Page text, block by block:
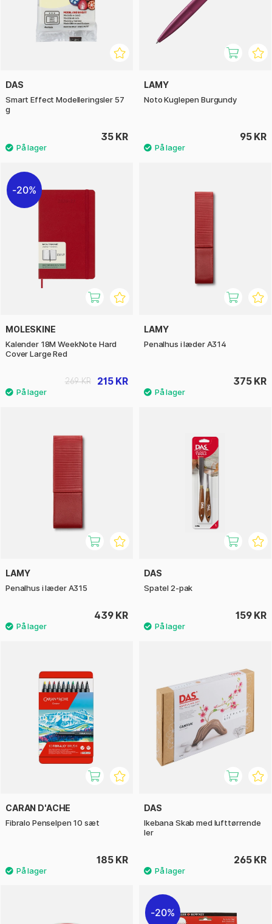
DAS
Smart Effect Modelleringsler 57
g
35 KR
LAMY
Noto Kuglepen Burgundy
95 KR
20%
MOLESKINE
Kalender 18M WeekNote Hard
Cover Large Red
215 KR
269 KR
LAMY
Penalhus i læder A314
375 KR
LAMY
Penalhus i læder A315
439 KR
DAS
Spatel 2-pak
159 KR
CARAN D'ACHE
Fibralo Penselpen 10 sæt
185 KR
DAS
Ikebana Skab med lufttørrende
ler
265 KR
20%